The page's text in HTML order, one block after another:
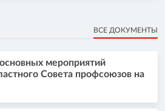
ВСЕ ДОКУМЕНТЫ
мероприятий
Совета профсоюзов на